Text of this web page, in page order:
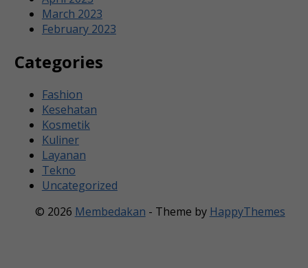
March 2023
February 2023
Categories
Fashion
Kesehatan
Kosmetik
Kuliner
Layanan
Tekno
Uncategorized
© 2026 Membedakan - Theme by HappyThemes